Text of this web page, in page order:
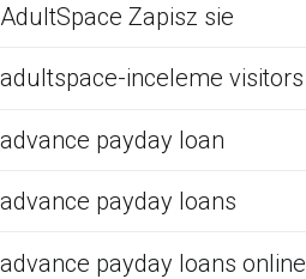
AdultSpace Zapisz sie
adultspace-inceleme visitors
advance payday loan
advance payday loans
advance payday loans online